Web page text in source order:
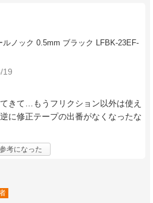
ノック 0.5mm ブラック LFBK-23EF-
19
きて…もうフリクション以外は使え
に修正テープの出番がなくなったな
参考になった